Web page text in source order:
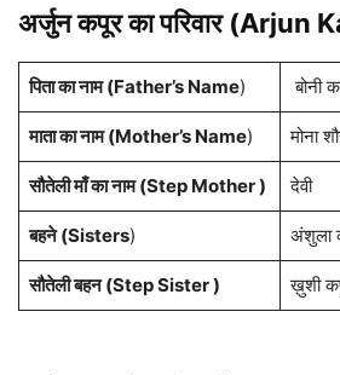
अर्जुन कपूर का परिवार
पिता का नाम (Father’s Name) बोनी
माता का नाम (Mother’s Name) मोना
सौतेली माँ का नाम (Step Mother ) देवी
बहने (Sisters) अंशुला
सौतेली बहन (Step Sister ) ख़ुशी